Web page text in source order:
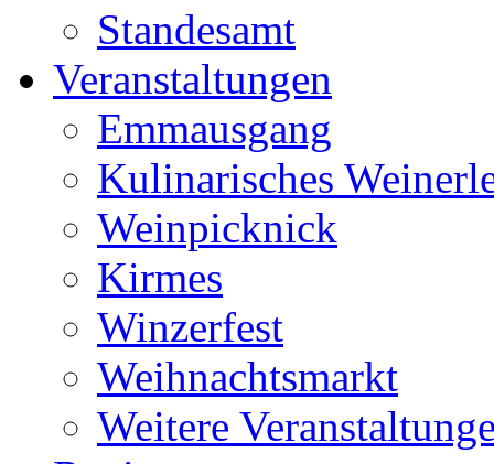
Standesamt
Veranstaltungen
Emmausgang
Kulinarisches
Weinpicknick
Kirmes
Winzerfest
Weihnachtsmarkt
Weitere